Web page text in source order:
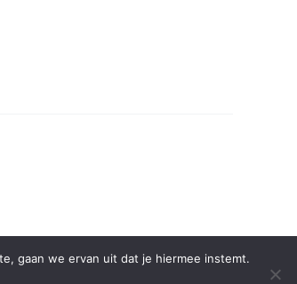
gaan we ervan uit dat je hiermee instemt.